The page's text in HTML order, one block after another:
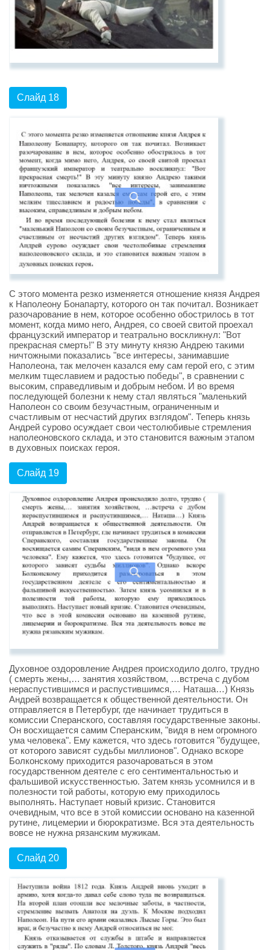
Слайд 18
С этого момента резко изменяется отношение князя Андрея
к Наполеону Бонапарту, которого он так почитал. Возникает
разочарование в нем, которое особенно обострилось в тот
момент, когда мимо него, Андрея, со своей свитой проехал
французский император и театрально воскликнул: "Вот
прекрасная смерть!" В эту минуту князю Андрею такими
ничтожными показались "все интересы, занимавшие
Наполеона, так мелочен казался ему сам герой его, с этим
мелким тщеславием и радостью победы", в сравнении с
высоким, справедливым и добрым небом. И во время
последующей болезни к нему стал являться "маленький
Наполеон со своим безучастным, ограниченным и
счастливым от несчастий других взглядом". Теперь князь
Андрей сурово осуждает свои честолюбивые стремления
наполеоновского склада, и это становится важным этапом
в духовных поисках героя.
Слайд 19
Духовное оздоровление Андрея происходило долго, трудно
( смерть жены,… занятия хозяйством, …встреча с дубом
нераспустившимся и распустившимся,… Наташа…) Князь
Андрей возвращается к общественной деятельности. Он
отправляется в Петербург, где начинает трудиться в
комиссии Сперанского, составляя государственные законы.
Он восхищается самим Сперанским, "видя в нем огромного
ума человека". Ему кажется, что здесь готовится "будущее,
от которого зависят судьбы миллионов". Однако вскоре
Болконскому приходится разочароваться в этом
государственном деятеле с его сентиментальностью и
фальшивой искусственностью. Затем князь усомнился и в
полезности той работы, которую ему приходилось
выполнять. Наступает новый кризис. Становится
очевидным, что все в этой комиссии основано на казенной
рутине, лицемерии и бюрократизме. Вся эта деятельность
вовсе не нужна рязанским мужикам.
Слайд 20